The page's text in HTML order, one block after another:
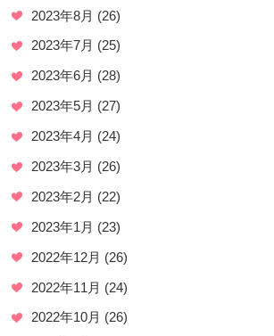
2023年8月 (26)
2023年7月 (25)
2023年6月 (28)
2023年5月 (27)
2023年4月 (24)
2023年3月 (26)
2023年2月 (22)
2023年1月 (23)
2022年12月 (26)
2022年11月 (24)
2022年10月 (26)